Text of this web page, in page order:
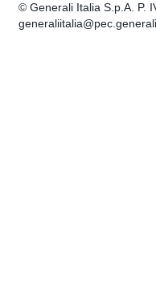
© Generali Italia S.p.A. P.